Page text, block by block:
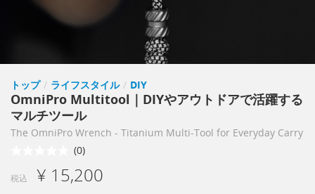
トップ / ライフスタイル / DIY
OmniPro Multitool｜DIYやアウトドアで活躍する
マルチツール
The OmniPro Wrench - Titanium Multi-Tool for Everyday Carry
(0)
税込 ¥ 15,200